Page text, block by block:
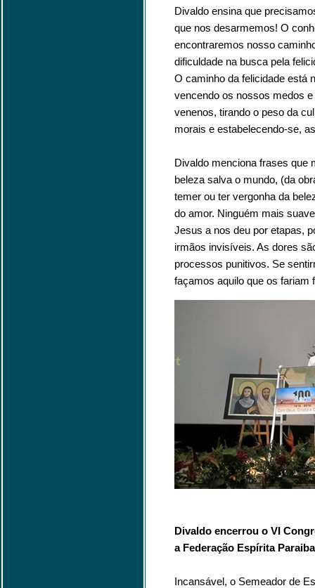
Divaldo ensina que
que nos desarmemos! O
encontraremos nosso
dificuldade na busca pela
O caminho da felicidade está
vencendo os nossos medos
venenos, tirando o peso da
morais e estabelecendo-se,
Divaldo menciona frases que
beleza salva o mundo, (da
temer ou ter vergonha da
do amor. Ninguém mais
Jesus a nos deu por etapas,
irmãos invisíveis. As dores
processos punitivos. Se
façamos aquilo que os fariam
Divaldo encerrou o VI
a Federação Espírita
Incansável, o Semeador de